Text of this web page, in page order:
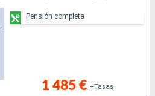
1 485 € +Tasas
Pensión completa